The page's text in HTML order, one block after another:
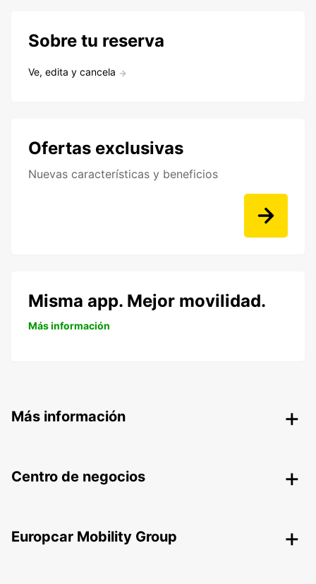
Sobre tu reserva
Ve, edita y cancela
Ofertas exclusivas
Nuevas características y beneficios
Misma app. Mejor movilidad.
Más información
Más información
Centro de negocios
Europcar Mobility Group